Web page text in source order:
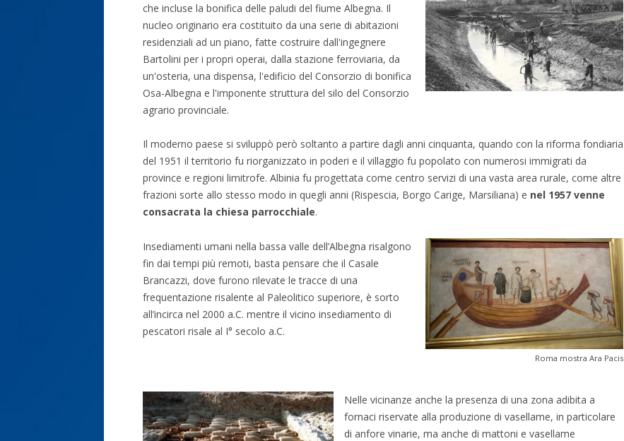
che incluse la bonifica delle paludi del fiume Albegna. Il
nucleo originario era costituito da una serie di abitazioni
residenziali ad un piano, fatte costruire dall'ingegnere
Bartolini per i propri operai, dalla stazione ferroviaria, da
un'osteria, una dispensa, l'edificio del Consorzio di bonifica
Osa-Albegna e l'imponente struttura del silo del Consorzio
agrario provinciale.
Il moderno paese si sviluppò però soltanto a partire dagli anni cinquanta, quando con la riforma fondiaria
del 1951 il territorio fu riorganizzato in poderi e il villaggio fu popolato con numerosi immigrati da
province e regioni limitrofe. Albinia fu progettata come centro servizi di una vasta area rurale, come altre
frazioni sorte allo stesso modo in quegli anni (Rispescia, Borgo Carige, Marsiliana) e nel 1957 venne
consacrata la chiesa parrocchiale.
Roma mostra Ara Pacis
Insediamenti umani nella bassa valle dell’Albegna risalgono
fin dai tempi più remoti, basta pensare che il Casale
Brancazzi, dove furono rilevate le tracce di una
frequentazione risalente al Paleolitico superiore, è sorto
all’incirca nel 2000 a.C. mentre il vicino insediamento di
pescatori risale al I° secolo a.C.
Nelle vicinanze anche la presenza di una zona adibita a
fornaci riservate alla produzione di vasellame, in particolare
di anfore vinarie, ma anche di mattoni e vasellame